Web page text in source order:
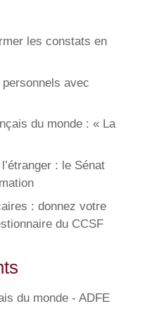
les constats en
avec
du monde : « La
: le Sénat
: donnez votre
du CCSF
du monde - ADFE